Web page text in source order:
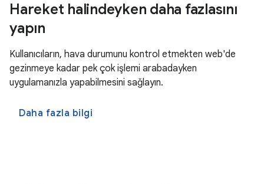
Hareket halindeyken daha fazlasını
yapın
Kullanıcıların, hava durumunu kontrol etmekten web'de
gezinmeye kadar pek çok işlemi arabadayken
uygulamanızla yapabilmesini sağlayın.
Daha fazla bilgi